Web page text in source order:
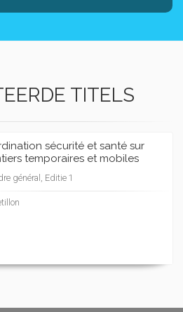
TITELS
sécurité et santé sur
temporaires et mobiles
général, Editie 1